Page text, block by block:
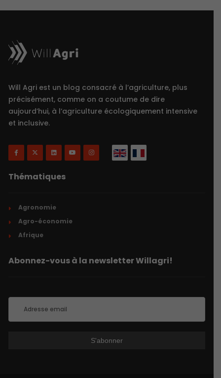
Will Agri est un blog consacré à l’agriculture, plus
précisément, comme on a coutume de dire
aujourd’hui, à l’agriculture écologiquement intensive
et inclusive.
Thématiques
Agronomie
Agro-économie
Afrique
Abonnez-vous à la newsletter Willagri!